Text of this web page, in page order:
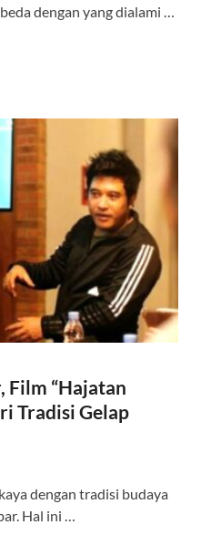
dengan yang dialami …
Film “Hajatan
Tradisi Gelap
dengan tradisi budaya
Hal ini …